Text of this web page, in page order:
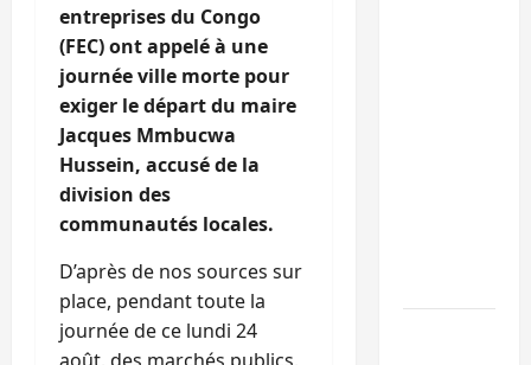
entreprises du Congo
(FEC) ont appelé à une
journée ville morte pour
exiger le départ du maire
Jacques Mmbucwa
Hussein, accusé de la
division des
communautés locales.
D’après de nos sources sur
place, pendant toute la
journée de ce lundi 24